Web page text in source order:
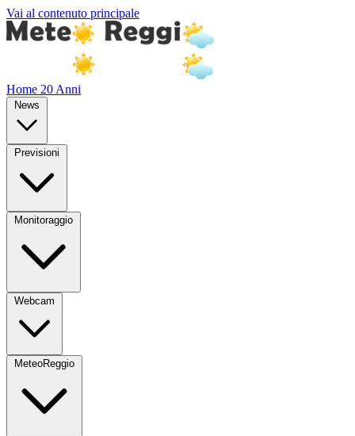
Vai al contenuto principale
Home 20 Anni
News
Previsioni
Monitoraggio
Webcam
MeteoReggio